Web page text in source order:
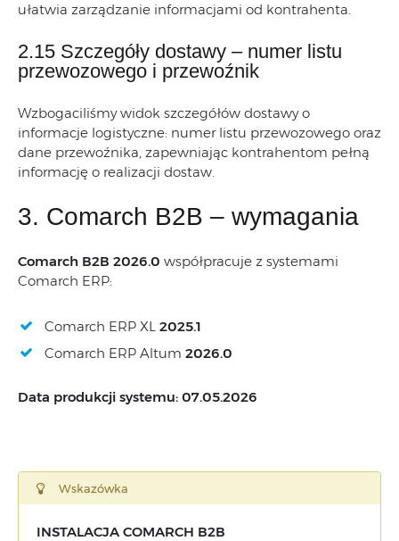
ułatwia zarządzanie informacjami od kontrahenta.
2.15 Szczegóły dostawy – numer listu
przewozowego i przewoźnik
Wzbogaciliśmy widok szczegółów dostawy o
informacje logistyczne: numer listu przewozowego oraz
dane przewoźnika, zapewniając kontrahentom pełną
informację o realizacji dostaw.
3. Comarch B2B – wymagania
Comarch B2B 2026.0 współpracuje z systemami
Comarch ERP:
Comarch ERP XL 2025.1
Comarch ERP Altum 2026.0
Data produkcji systemu: 07.05.2026
Wskazówka
INSTALACJA COMARCH B2B